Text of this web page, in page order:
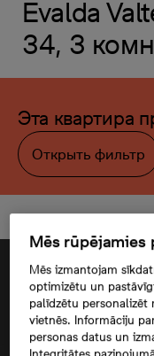
Evalda
34, 3
Эта квартира
Открыть фильтр
Mēs rūpējamies
Mēs izmantojam
optimizētu un
palīdzētu personalizēt
vietnēs. Informāciju
personas datus un